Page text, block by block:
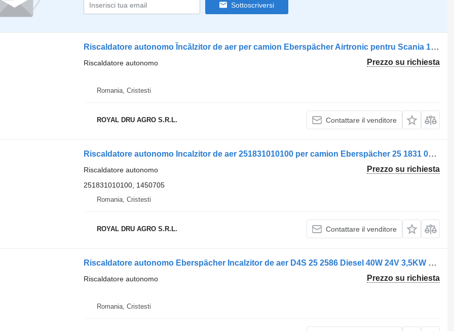
Sottoscriversi
Riscaldatore autonomo Încălzitor de aer per camion Eberspächer Airtronic pentru Scania 1851020 1895955 1728270 1724826 154845 1463893
Prezzo su richiesta
Riscaldatore autonomo
Romania, Cristesti
ROYAL DRU AGRO S.R.L. Contattare il venditore
Riscaldatore autonomo Incalzitor de aer 251831010100 per camion Eberspächer 25 1831 01 01 00/2, 20V, E 105
Prezzo su richiesta
Riscaldatore autonomo
251831010100, 1450705
Romania, Cristesti
ROYAL DRU AGRO S.R.L. Contattare il venditore
Riscaldatore autonomo Eberspächer Incalzitor de aer D4S 25 2586 Diesel 40W 24V 3,5KW per camion Eberspächer AIRTRONIC M
Prezzo su richiesta
Riscaldatore autonomo
Romania, Cristesti